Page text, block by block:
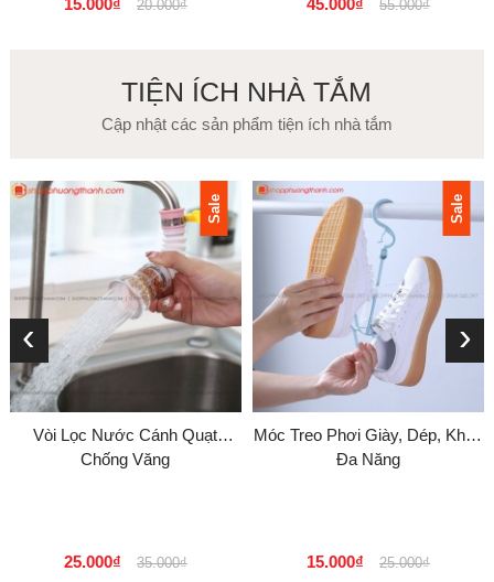
15.000₫ 20.000₫ 45.000₫ 55.000₫
TIỆN ÍCH NHÀ TẮM
Cập nhật các sản phẩm tiện ích nhà tắm
Sale
Vòi Lọc Nước Cánh Quạt
Chống Văng
25.000₫ 35.000₫
Sale
Móc Treo Phơi Giày, Dép, Khăn
Đa Năng
15.000₫ 25.000₫
‹ ›